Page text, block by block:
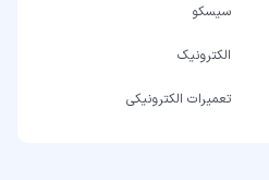
سیسکو
الکترونیک
تعمیرات الکترونیکی